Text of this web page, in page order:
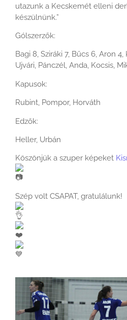
utazunk a Kecskemét elleni
készülnünk.”
Gólszerzők:
Bagi 8, Sziráki 7, Bűcs 6, Aron 4,
Ujvári, Pánczél, Anda, Kocsis,
Kapusok:
Rubint, Pompor, Horváth
Edzők:
Heller, Urbán
Köszönjük a szuper képeket
Szép volt CSAPAT, gratulálunk!